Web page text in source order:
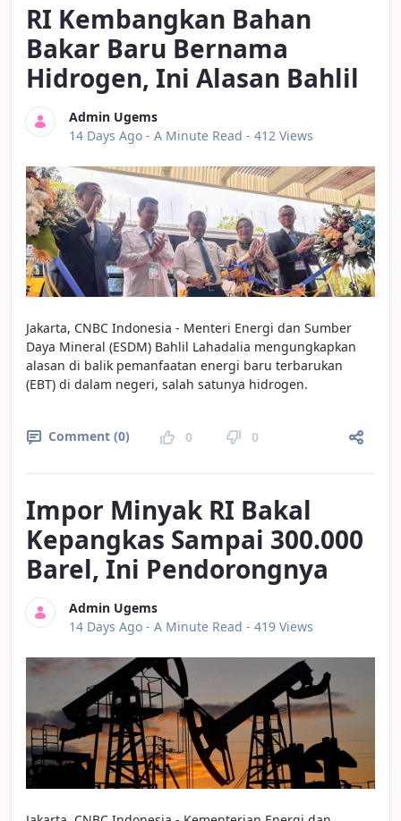
RI Kembangkan Bahan
Bakar Baru Bernama
Hidrogen, Ini Alasan Bahlil
Admin Ugems
Published Date
14 Days Ago - A Minute Read - 412 Views
Jakarta, CNBC Indonesia - Menteri Energi dan Sumber
Daya Mineral (ESDM) Bahlil Lahadalia mengungkapkan
alasan di balik pemanfaatan energi baru terbarukan
(EBT) di dalam negeri, salah satunya hidrogen.
Comment (0) 0 0
Impor Minyak RI Bakal
Kepangkas Sampai 300.000
Barel, Ini Pendorongnya
Admin Ugems
Published Date
14 Days Ago - A Minute Read - 419 Views